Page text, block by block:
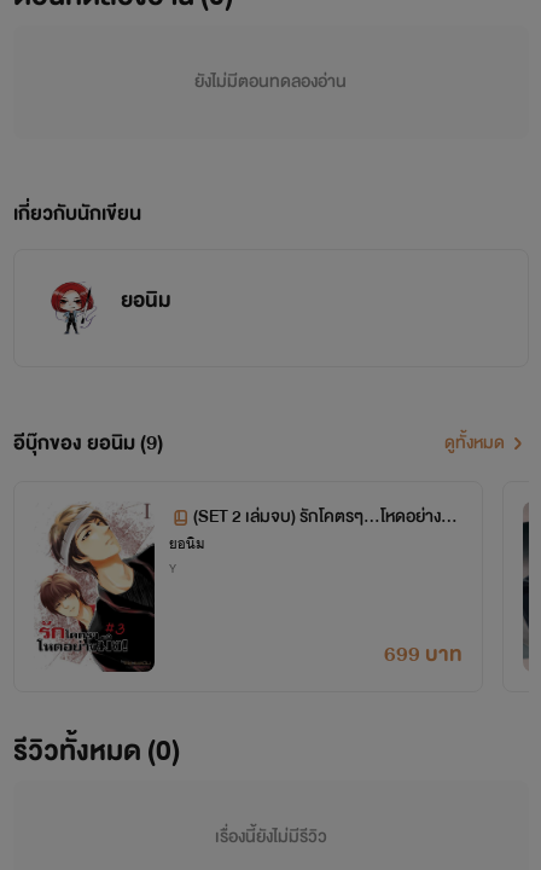
ยังไม่มีตอนทดลองอ่าน
เกี่ยวกับนักเขียน
ยอนิม
อีบุ๊กของ ยอนิม (9) ดูทั้งหมด
(SET 2 เล่มจบ) รักโคตรๆ...โหดอย่างมึ
ง! ภาค 3 [Yaoi , Boy's love]
ยอนิม
Y
699 บาท
รีวิวทั้งหมด (0)
เรื่องนี้ยังไม่มีรีวิว